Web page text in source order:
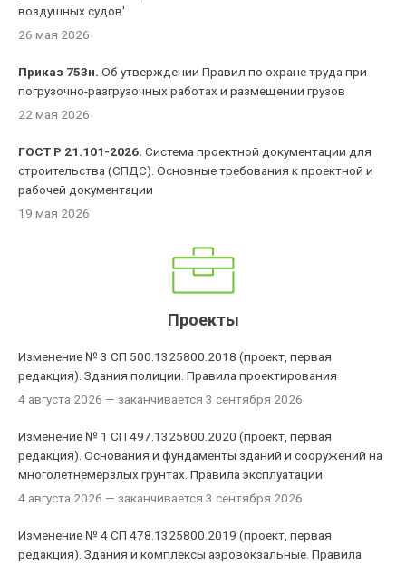
воздушных судов'
26 мая 2026
Приказ 753н. Об утверждении Правил по охране труда при
погрузочно-разгрузочных работах и размещении грузов
22 мая 2026
ГОСТ Р 21.101-2026. Система проектной документации для
строительства (СПДС). Основные требования к проектной и
рабочей документации
19 мая 2026
Проекты
Изменение № 3 СП 500.1325800.2018 (проект, первая
редакция). Здания полиции. Правила проектирования
4 августа 2026 — заканчивается 3 сентября 2026
Изменение № 1 СП 497.1325800.2020 (проект, первая
редакция). Основания и фундаменты зданий и сооружений на
многолетнемерзлых грунтах. Правила эксплуатации
4 августа 2026 — заканчивается 3 сентября 2026
Изменение № 4 СП 478.1325800.2019 (проект, первая
редакция). Здания и комплексы аэровокзальные. Правила